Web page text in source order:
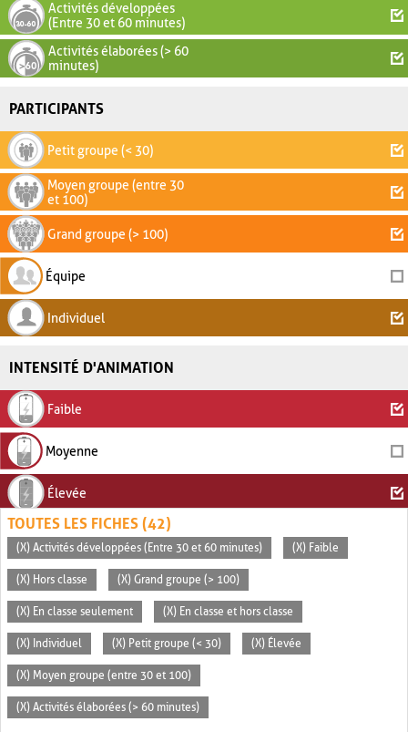
Activités développées
(Entre 30 et 60 minutes)
Activités élaborées (> 60
minutes)
PARTICIPANTS
Petit groupe (< 30)
Moyen groupe (entre 30
et 100)
Grand groupe (> 100)
Équipe
Individuel
INTENSITÉ D'ANIMATION
Faible
Moyenne
Élevée
TOUTES LES FICHES (42)
(X) Activités développées (Entre 30 et 60 minutes) (X) Faible
(X) Hors classe (X) Grand groupe (> 100)
(X) En classe seulement (X) En classe et hors classe
(X) Individuel (X) Petit groupe (< 30) (X) Élevée
(X) Moyen groupe (entre 30 et 100)
(X) Activités élaborées (> 60 minutes)